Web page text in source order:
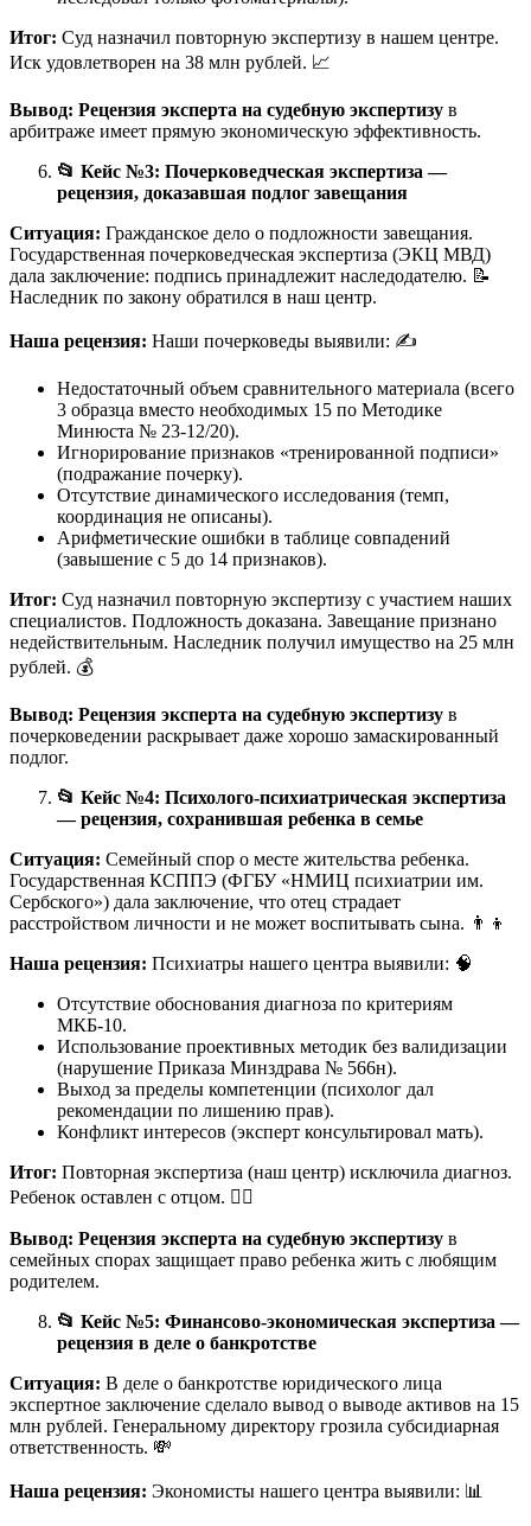
Итог: Суд назначил повторную экспертизу в нашем центре.
Иск удовлетворен на 38 млн рублей. 📈
Вывод: Рецензия эксперта на судебную экспертизу в
арбитраже имеет прямую экономическую эффективность.
📂 Кейс №3: Почерковедческая экспертиза —
рецензия, доказавшая подлог завещания
Ситуация: Гражданское дело о подложности завещания.
Государственная почерковедческая экспертиза (ЭКЦ МВД)
дала заключение: подпись принадлежит наследодателю. 📝
Наследник по закону обратился в наш центр.
Наша рецензия: Наши почерковеды выявили: ✍️
Недостаточный объем сравнительного материала (всего
3 образца вместо необходимых 15 по Методике
Минюста № 23-12/20).
Игнорирование признаков «тренированной подписи»
(подражание почерку).
Отсутствие динамического исследования (темп,
координация не описаны).
Арифметические ошибки в таблице совпадений
(завышение с 5 до 14 признаков).
Итог: Суд назначил повторную экспертизу с участием наших
специалистов. Подложность доказана. Завещание признано
недействительным. Наследник получил имущество на 25 млн
рублей. 💰
Вывод: Рецензия эксперта на судебную экспертизу в
почерковедении раскрывает даже хорошо замаскированный
подлог.
📂 Кейс №4: Психолого-психиатрическая экспертиза
— рецензия, сохранившая ребенка в семье
Ситуация: Семейный спор о месте жительства ребенка.
Государственная КСППЭ (ФГБУ «НМИЦ психиатрии им.
Сербского») дала заключение, что отец страдает
расстройством личности и не может воспитывать сына. 👨‍👦
Наша рецензия: Психиатры нашего центра выявили: 🧠
Отсутствие обоснования диагноза по критериям
МКБ-10.
Использование проективных методик без валидизации
(нарушение Приказа Минздрава № 566н).
Выход за пределы компетенции (психолог дал
рекомендации по лишению прав).
Конфликт интересов (эксперт консультировал мать).
Итог: Повторная экспертиза (наш центр) исключила диагноз.
Ребенок оставлен с отцом. 👨‍⚖️
Вывод: Рецензия эксперта на судебную экспертизу в
семейных спорах защищает право ребенка жить с любящим
родителем.
📂 Кейс №5: Финансово-экономическая экспертиза —
рецензия в деле о банкротстве
Ситуация: В деле о банкротстве юридического лица
экспертное заключение сделало вывод о выводе активов на 15
млн рублей. Генеральному директору грозила субсидиарная
ответственность. 💸
Наша рецензия: Экономисты нашего центра выявили: 📊